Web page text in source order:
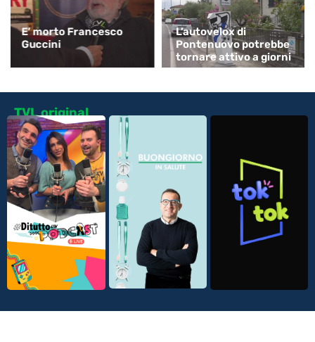
E’ morto Francesco
Guccini
L’autovelox di
Pontenuovo potrebbe
tornare attivo a giorni
TVL original